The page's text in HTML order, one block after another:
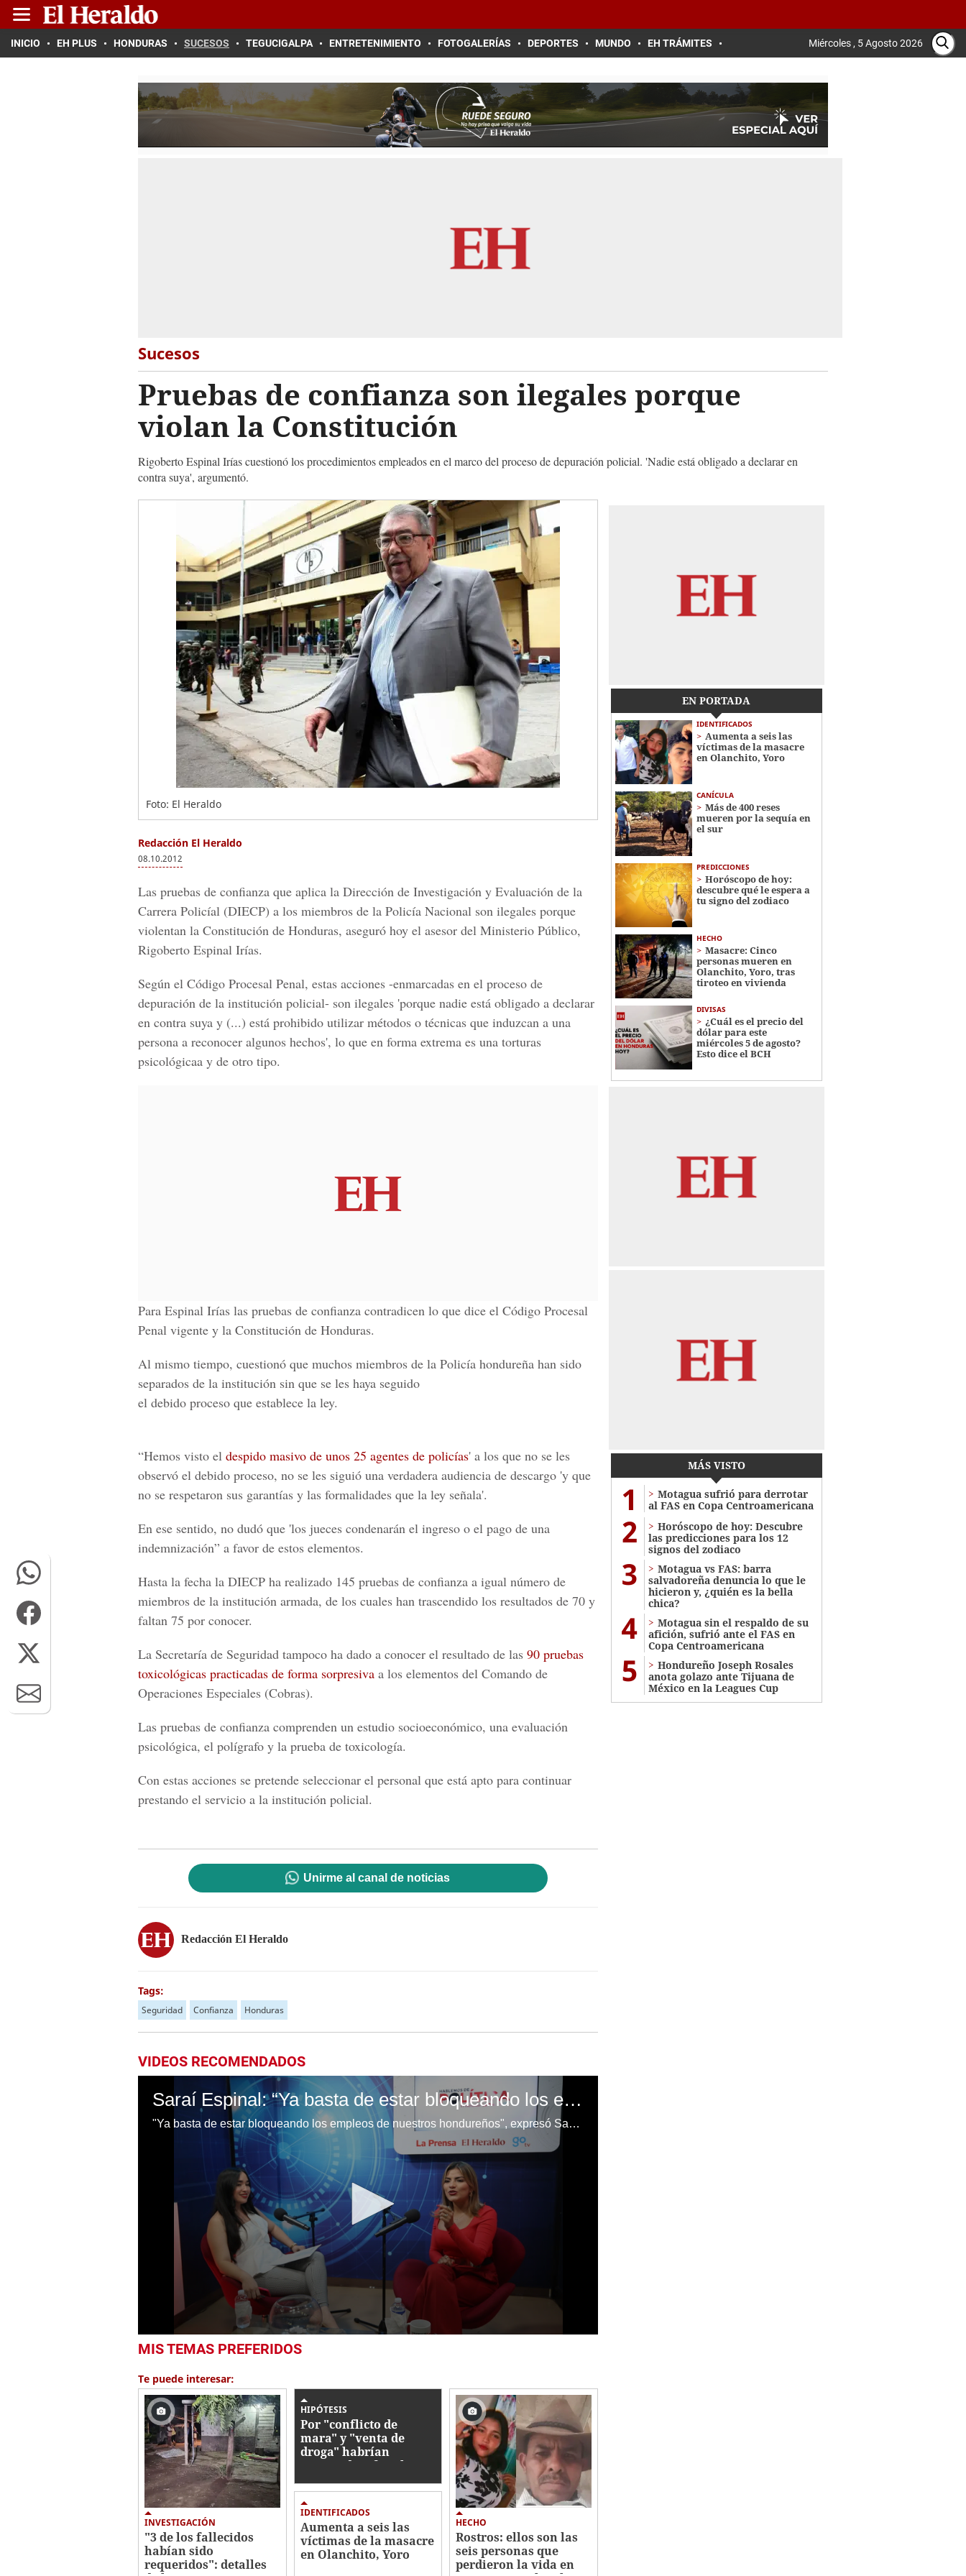
INICIO EH PLUS HONDURAS SUCESOS TEGUCIGALPA ENTRETENIMIENTO FOTOGALERÍAS DEPORTES MUNDO EH TRÁMITES Miércoles , 5 Agosto 2026
Sucesos
Pruebas de confianza son ilegales porque
violan la Constitución
Rigoberto Espinal Irías cuestionó los procedimientos empleados en el marco del proceso de depuración policial. 'Nadie está obligado a declarar en
contra suya', argumentó.
Foto: El Heraldo
Redacción El Heraldo
08.10.2012
Las pruebas de confianza que aplica la Dirección de Investigación y Evaluación de la
Carrera Policíal (DIECP) a los miembros de la Policía Nacional son ilegales porque
violentan la Constitución de Honduras, aseguró hoy el asesor del Ministerio Público,
Rigoberto Espinal Irías.
Según el Código Procesal Penal, estas acciones -enmarcadas en el proceso de
depuración de la institución policial- son ilegales 'porque nadie está obligado a declarar
en contra suya y (...) está prohibido utilizar métodos o técnicas que induzcan a una
persona a reconocer algunos hechos', lo que en forma extrema es una torturas
psicológicaa y de otro tipo.
Para Espinal Irías las pruebas de confianza contradicen lo que dice el Código Procesal
Penal vigente y la Constitución de Honduras.
Al mismo tiempo, cuestionó que muchos miembros de la Policía hondureña han sido
separados de la institución sin que se les haya seguido
el debido proceso que establece la ley.
“Hemos visto el despido masivo de unos 25 agentes de policías' a los que no se les
observó el debido proceso, no se les siguió una verdadera audiencia de descargo 'y que
no se respetaron sus garantías y las formalidades que la ley señala'.
En ese sentido, no dudó que 'los jueces condenarán el ingreso o el pago de una
indemnización” a favor de estos elementos.
Hasta la fecha la DIECP ha realizado 145 pruebas de confianza a igual número de
miembros de la institución armada, de los cuales han trascendido los resultados de 70 y
faltan 75 por conocer.
La Secretaría de Seguridad tampoco ha dado a conocer el resultado de las 90 pruebas
toxicológicas practicadas de forma sorpresiva a los elementos del Comando de
Operaciones Especiales (Cobras).
Las pruebas de confianza comprenden un estudio socioeconómico, una evaluación
psicológica, el polígrafo y la prueba de toxicología.
Con estas acciones se pretende seleccionar el personal que está apto para continuar
prestando el servicio a la institución policial.
Unirme al canal de noticias
Redacción El Heraldo
Tags:
Seguridad Confianza Honduras
VIDEOS RECOMENDADOS
Saraí Espinal: “Ya basta de estar bloqueando los empleos de nuestros hondureños”
"Ya basta de estar bloqueando los empleos de nuestros hondureños", expresó Saraí Espinal en "La urna secreta" de Hablemos de Política.
seconds
1
minute,
secondVolume
0%
MIS TEMAS PREFERIDOS
Te puede interesar:
INVESTIGACIÓN
"3 de los fallecidos
habían sido
requeridos": detalles
HIPÓTESIS
Por "conflicto de
mara" y "venta de
droga" habrían
asesinado a familia en
IDENTIFICADOS
Aumenta a seis las
víctimas de la masacre
en Olanchito, Yoro
HECHO
Rostros: ellos son las
seis personas que
perdieron la vida en
EN PORTADA
IDENTIFICADOS
Aumenta a seis las
víctimas de la masacre
en Olanchito, Yoro
CANÍCULA
Más de 400 reses
mueren por la sequía en
el sur
PREDICCIONES
Horóscopo de hoy:
descubre qué le espera a
tu signo del zodiaco
HECHO
Masacre: Cinco
personas mueren en
Olanchito, Yoro, tras
tiroteo en vivienda
DIVISAS
¿Cuál es el precio del
dólar para este
miércoles 5 de agosto?
Esto dice el BCH
MÁS VISTO
1
Motagua sufrió para derrotar
al FAS en Copa Centroamericana
2
Horóscopo de hoy: Descubre
las predicciones para los 12
signos del zodiaco
3
Motagua vs FAS: barra
salvadoreña denuncia lo que le
hicieron y, ¿quién es la bella
chica?
4
Motagua sin el respaldo de su
afición, sufrió ante el FAS en
Copa Centroamericana
5
Hondureño Joseph Rosales
anota golazo ante Tijuana de
México en la Leagues Cup